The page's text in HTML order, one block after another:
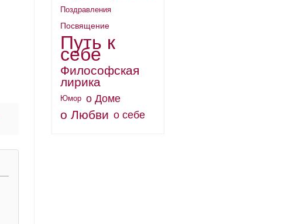
Поздравления
Посвящение
Путь к
себе
Философская
лирика
Юмор о Доме
о Любви о себе